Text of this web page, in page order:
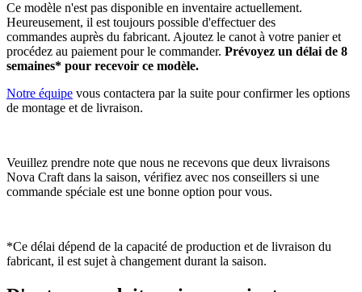
Ce modèle n'est pas disponible en inventaire actuellement.
Heureusement, il est toujours possible d'effectuer des
commandes auprès du fabricant. Ajoutez le canot à votre panier et
procédez au paiement pour le commander. Prévoyez un délai de 8
semaines* pour recevoir ce modèle.
Notre équipe vous contactera par la suite pour confirmer les options
de montage et de livraison.
Veuillez prendre note que nous ne recevons que deux livraisons
Nova Craft dans la saison, vérifiez avec nos conseillers si une
commande spéciale est une bonne option pour vous.
*Ce délai dépend de la capacité de production et de livraison du
fabricant, il est sujet à changement durant la saison.